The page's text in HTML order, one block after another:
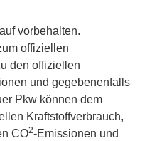
vorbehalten.
offiziellen
den offiziellen
und gegebenenfalls
Pkw können dem
Kraftstoffverbrauch,
CO2-Emissionen und